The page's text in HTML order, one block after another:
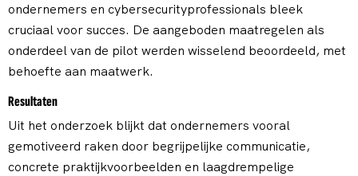
ondernemers en cybersecurityprofessionals bleek
cruciaal voor succes. De aangeboden maatregelen als
onderdeel van de pilot werden wisselend beoordeeld, met
behoefte aan maatwerk.
Resultaten
Uit het onderzoek blijkt dat ondernemers vooral
gemotiveerd raken door begrijpelijke communicatie,
concrete praktijkvoorbeelden en laagdrempelige